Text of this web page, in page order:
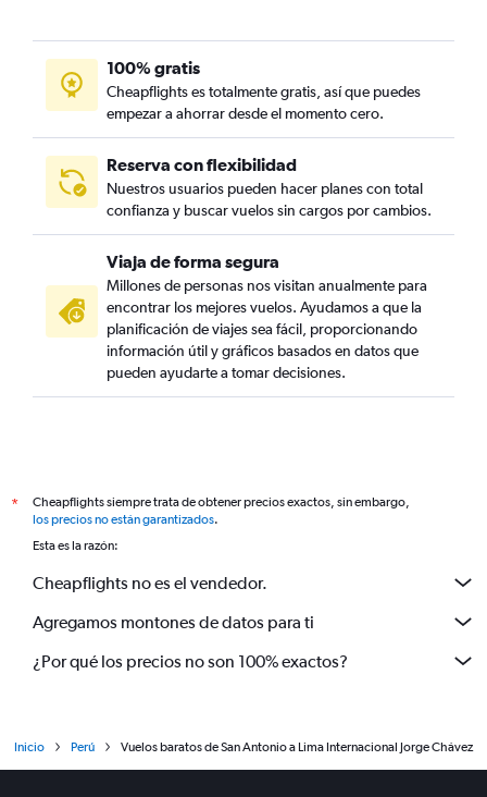
100% gratis
Cheapflights es totalmente gratis, así que puedes
empezar a ahorrar desde el momento cero.
Reserva con flexibilidad
Nuestros usuarios pueden hacer planes con total
confianza y buscar vuelos sin cargos por cambios.
Viaja de forma segura
Millones de personas nos visitan anualmente para
encontrar los mejores vuelos. Ayudamos a que la
planificación de viajes sea fácil, proporcionando
información útil y gráficos basados en datos que
pueden ayudarte a tomar decisiones.
*
Cheapflights siempre trata de obtener precios exactos, sin embargo,
los precios no están garantizados.
Esta es la razón:
Cheapflights no es el vendedor.
Agregamos montones de datos para ti
¿Por qué los precios no son 100% exactos?
Inicio Perú Vuelos baratos de San Antonio a Lima Internacional Jorge Chávez